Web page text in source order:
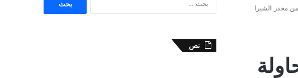
إحباط محاولة للتهريب الدولي للمخدرات وحجز خمسة أطنان و30 كلغ من مخدر الشيرا
نص